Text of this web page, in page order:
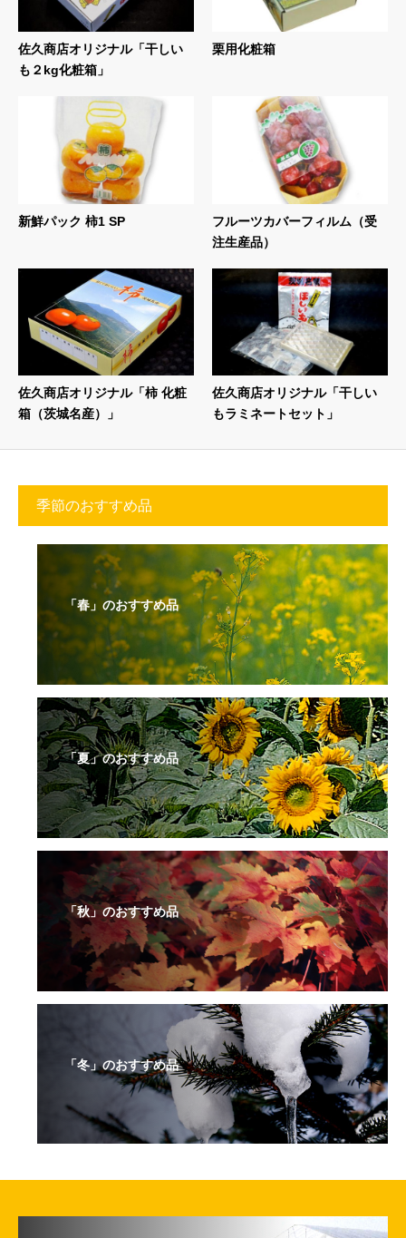
佐久商店オリジナル「干しい
も２kg化粧箱」
栗用化粧箱
新鮮パック 柿1 SP
フルーツカバーフィルム（受
注生産品）
佐久商店オリジナル「柿 化粧
箱（茨城名産）」
佐久商店オリジナル「干しい
もラミネートセット」
季節のおすすめ品
「春」のおすすめ品
「夏」のおすすめ品
「秋」のおすすめ品
「冬」のおすすめ品